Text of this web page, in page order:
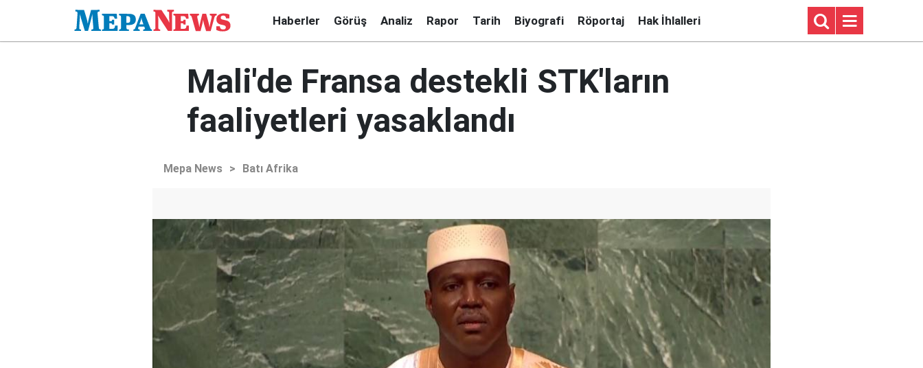
Haberler Görüş Analiz Rapor Tarih Biyografi Röportaj Hak İhlalleri
Mali'de Fransa destekli STK'ların
faaliyetleri yasaklandı
Mepa News > Batı Afrika